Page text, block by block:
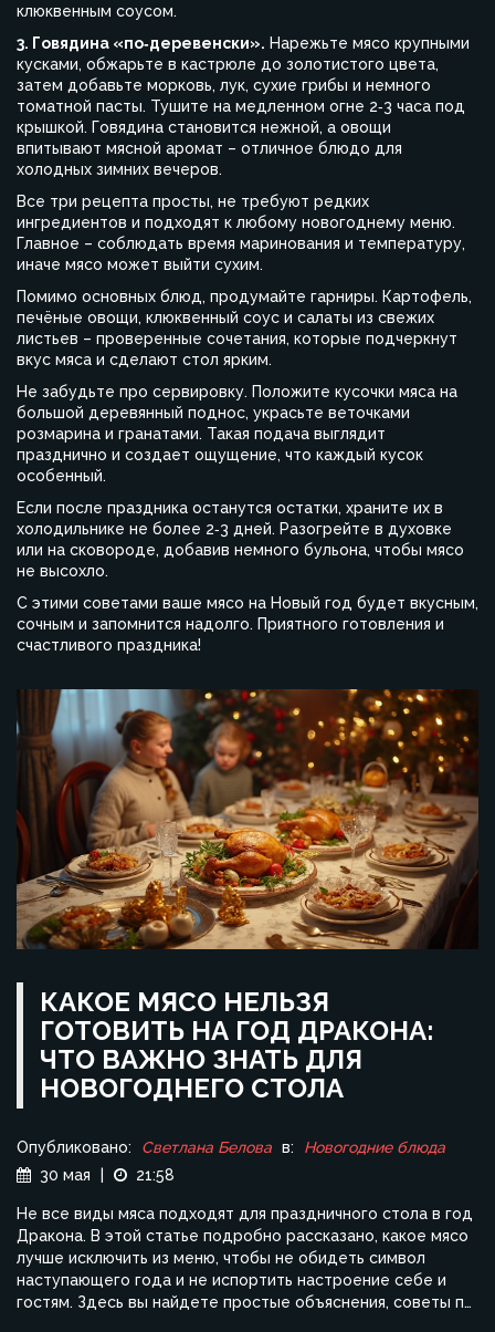
клюквенным соусом.
3. Говядина «по‑деревенски». Нарежьте мясо крупными
кусками, обжарьте в кастрюле до золотистого цвета,
затем добавьте морковь, лук, сухие грибы и немного
томатной пасты. Тушите на медленном огне 2‑3 часа под
крышкой. Говядина становится нежной, а овощи
впитывают мясной аромат – отличное блюдо для
холодных зимних вечеров.
Все три рецепта просты, не требуют редких
ингредиентов и подходят к любому новогоднему меню.
Главное – соблюдать время маринования и температуру,
иначе мясо может выйти сухим.
Помимо основных блюд, продумайте гарниры. Картофель,
печёные овощи, клюквенный соус и салаты из свежих
листьев – проверенные сочетания, которые подчеркнут
вкус мяса и сделают стол ярким.
Не забудьте про сервировку. Положите кусочки мяса на
большой деревянный поднос, украсьте веточками
розмарина и гранатами. Такая подача выглядит
празднично и создает ощущение, что каждый кусок
особенный.
Если после праздника останутся остатки, храните их в
холодильнике не более 2‑3 дней. Разогрейте в духовке
или на сковороде, добавив немного бульона, чтобы мясо
не высохло.
С этими советами ваше мясо на Новый год будет вкусным,
сочным и запомнится надолго. Приятного готовления и
счастливого праздника!
КАКОЕ МЯСО НЕЛЬЗЯ
ГОТОВИТЬ НА ГОД ДРАКОНА:
ЧТО ВАЖНО ЗНАТЬ ДЛЯ
НОВОГОДНЕГО СТОЛА
Опубликовано: Светлана Белова в:
Новогодние блюда
30 мая
21:58
Не все виды мяса подходят для праздничного стола в год
Дракона. В этой статье подробно рассказано, какое мясо
лучше исключить из меню, чтобы не обидеть символ
наступающего года и не испортить настроение себе и
гостям. Здесь вы найдете простые объяснения, советы по